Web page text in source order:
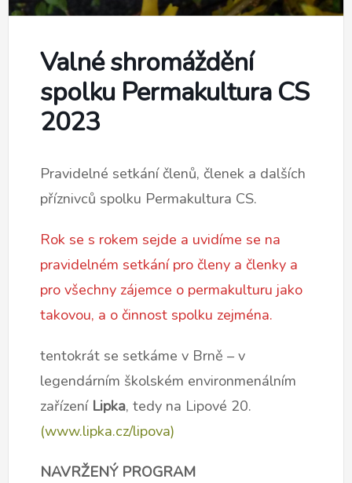
Valné shromáždění
spolku Permakultura CS
2023
Pravidelné setkání členů, členek a dalších
příznivců spolku Permakultura CS.
Rok se s rokem sejde a uvidíme se na
pravidelném setkání pro členy a členky a
pro všechny zájemce o permakulturu jako
takovou, a o činnost spolku zejména.
tentokrát se setkáme v Brně – v
legendárním školském environmenálním
zařízeníLipka, tedy na Lipové 20.
(www.lipka.cz/lipova)
NAVRŽENÝ PROGRAM